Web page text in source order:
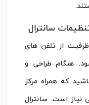
سانترال
ظرفیت از تلفن های
هنگام طراحی و
که همراه مرکز
نیاز است. سانترال